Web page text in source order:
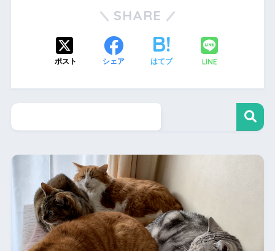
SHARE
ポスト シェア はてブ LINE